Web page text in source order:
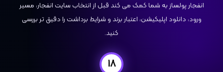
انفجار پولساز به شما کمک می‌ کند قبل از انتخاب سایت انفجار، مسیر
ورود، دانلود اپلیکیشن، اعتبار برند و شرایط برداشت را دقیق‌ تر بررسی
کنید.
18